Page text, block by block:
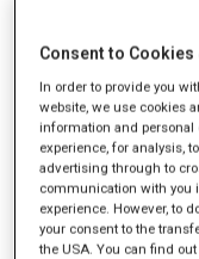
Motorydelse
Vægt
Consent to
In order to provide you
website, we use cookies
information and personal
experience, for analysis,
advertising through to
communication with you
experience. However, to
your consent to the
the USA. You can find